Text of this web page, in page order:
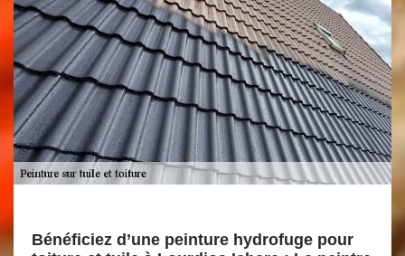
Bénéficiez d’une peinture hydrofuge pour